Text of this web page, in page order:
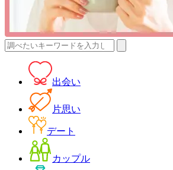
検
出会い
片思い
デート
カップル